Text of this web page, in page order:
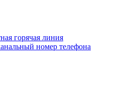
горячая линия
номер телефона